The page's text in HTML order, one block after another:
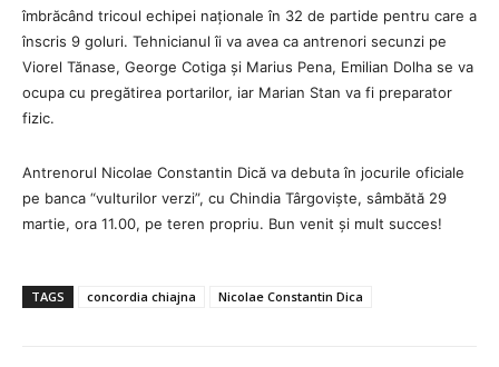
îmbrăcând tricoul echipei naționale în 32 de partide pentru care a
înscris 9 goluri. Tehnicianul îi va avea ca antrenori secunzi pe
Viorel Tănase, George Cotiga și Marius Pena, Emilian Dolha se va
ocupa cu pregătirea portarilor, iar Marian Stan va fi preparator
fizic.
Antrenorul Nicolae Constantin Dică va debuta în jocurile oficiale
pe banca “vulturilor verzi”, cu Chindia Târgoviște, sâmbătă 29
martie, ora 11.00, pe teren propriu. Bun venit și mult succes!
TAGS concordia chiajna Nicolae Constantin Dica